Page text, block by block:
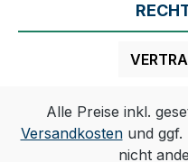
Alle Preise inkl.
Versandkostenund ggf.
nicht